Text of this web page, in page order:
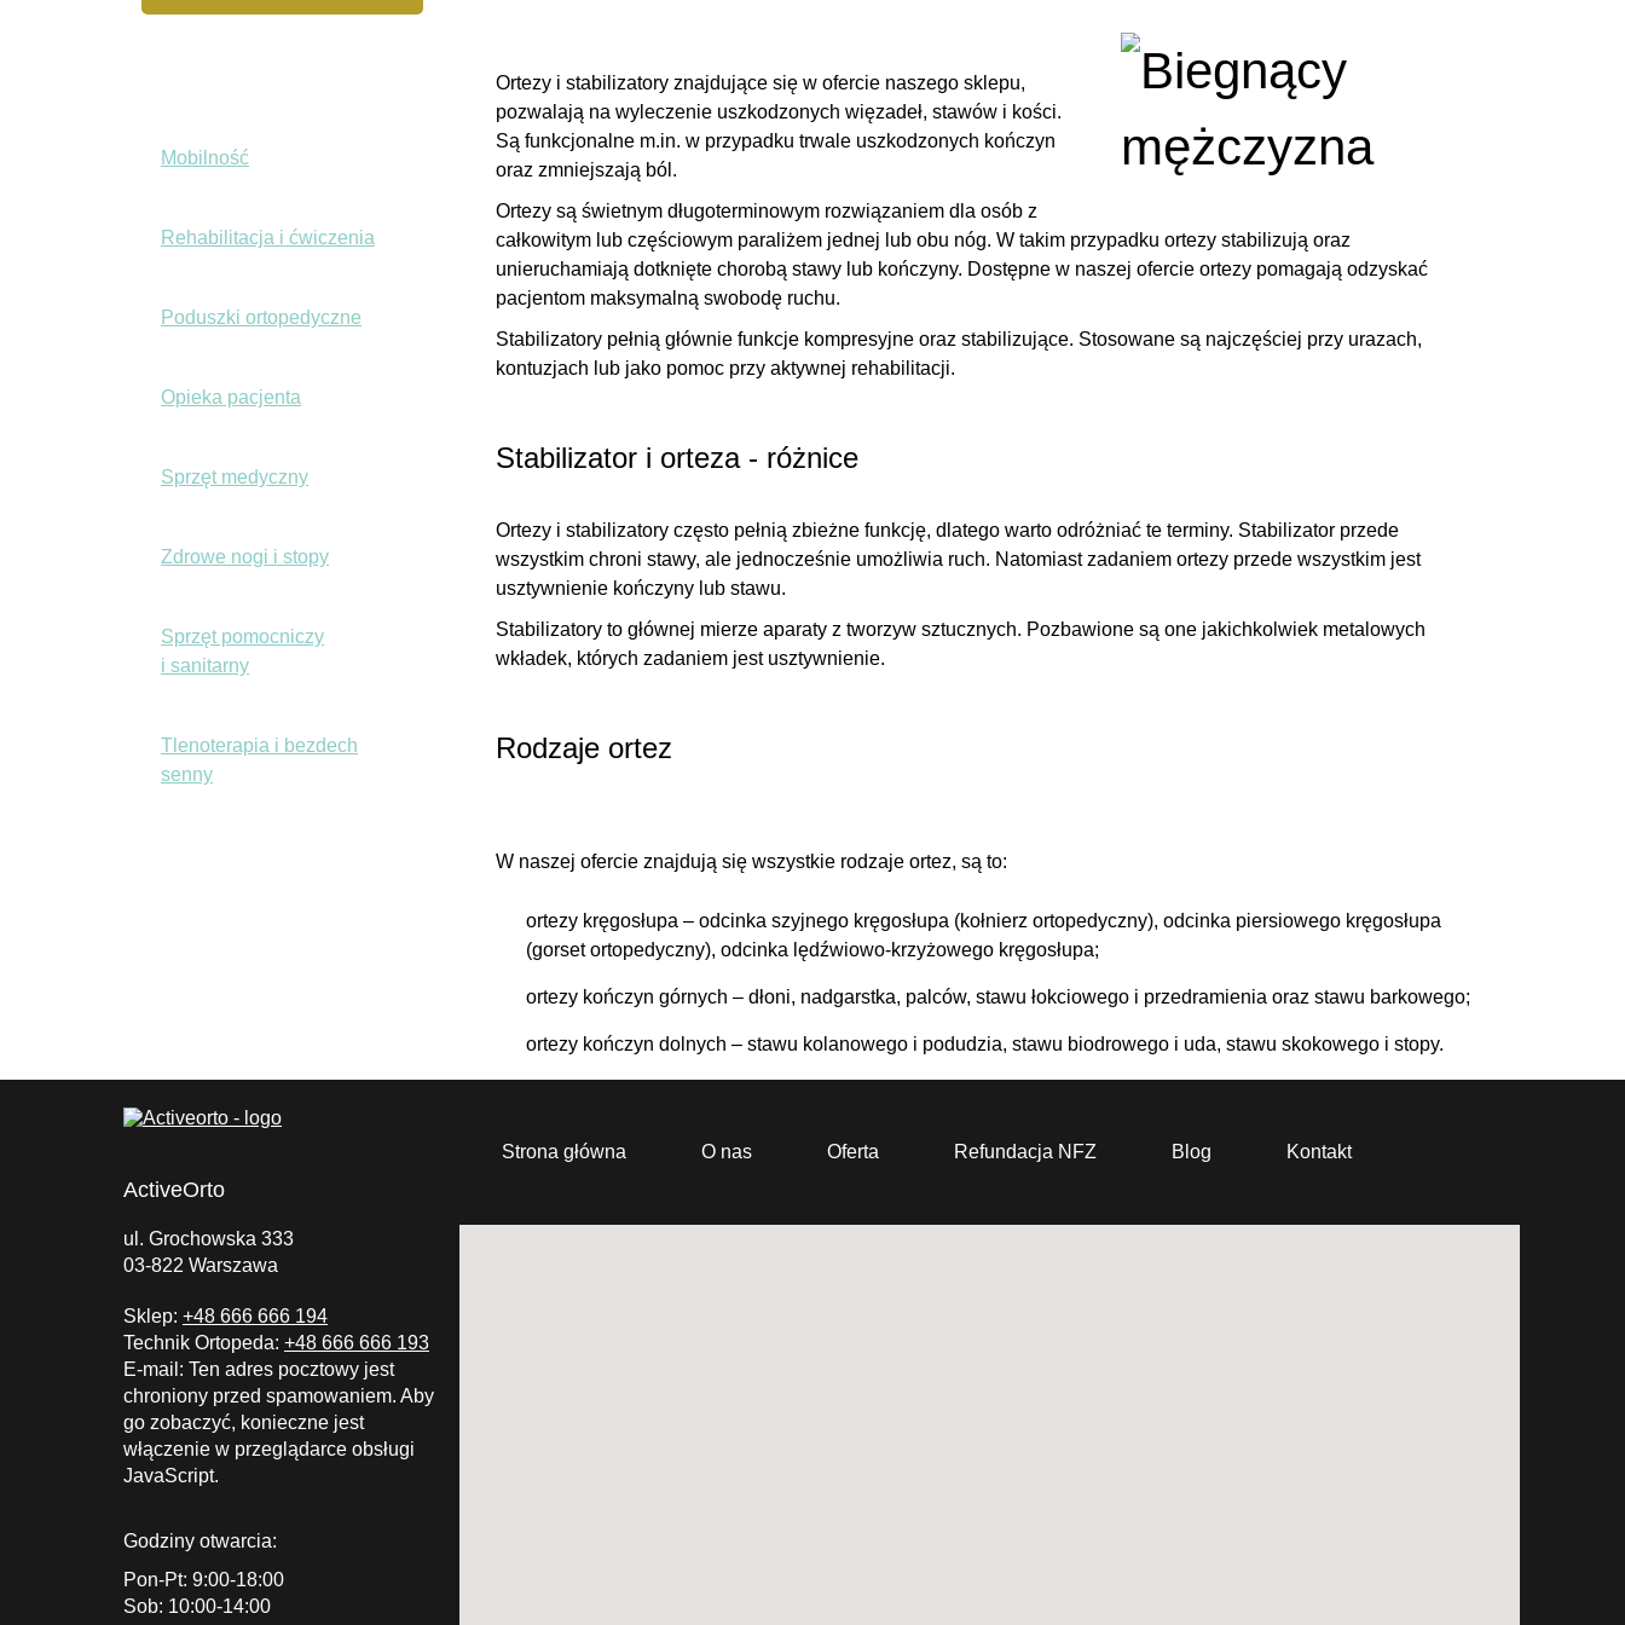
Mobilność
Rehabilitacja i ćwiczenia
Poduszki ortopedyczne
Opieka pacjenta
Sprzęt medyczny
Zdrowe nogi i stopy
Sprzęt pomocniczy
i sanitarny
Tlenoterapia i bezdech
senny
Ortezy i stabilizatoryznajdujące się w ofercie naszego sklepu,
pozwalają na wyleczenie uszkodzonych więzadeł, stawów i kości.
Są funkcjonalne m.in. w przypadku trwale uszkodzonych kończyn
oraz zmniejszają ból .
Ortezy są świetnym długoterminowym rozwiązaniem dla osób z
całkowitym lub częściowym paraliżem jednej lub obu nóg. W takim przypadku ortezy stabilizują oraz
unieruchamiają dotknięte chorobą stawylub kończyny. Dostępne w naszej ofercie ortezy pomagają odzyskać
pacjentom maksymalną swobodę ruchu.
Stabilizatory pełnią głównie funkcje kompresyjne oraz stabilizujące. Stosowane są najczęściej przy urazach,
kontuzjach lub jako pomoc przy aktywnej rehabilitacji.
Stabilizator i orteza - różnice
Ortezy i stabilizatory często pełnią zbieżne funkcję, dlatego warto odróżniać te terminy. Stabilizator przede
wszystkim chroni stawy, ale jednocześnie umożliwia ruch. Natomiast zadaniem ortezy przede wszystkim jest
usztywnienie kończyny lub stawu.
Stabilizatory to głównej mierze aparaty z tworzyw sztucznych. Pozbawione są one jakichkolwiek metalowych
wkładek, których zadaniem jest usztywnienie.
Rodzaje ortez
W naszej ofercie znajdują się wszystkie rodzaje ortez, są to:
ortezy kręgosłupa – odcinka szyjnego kręgosłupa (kołnierz ortopedyczny), odcinka piersiowego kręgosłupa
(gorset ortopedyczny), odcinka lędźwiowo-krzyżowego kręgosłupa;
ortezy kończyn górnych – dłoni, nadgarstka, palców, stawu łokciowego i przedramienia oraz stawu barkowego;
ortezy kończyn dolnych – stawu kolanowego i podudzia, stawu biodrowego i uda, stawu skokowego i stopy.
ActiveOrto
ul. Grochowska 333
03-822 Warszawa
Sklep: +48 666 666 194
Technik Ortopeda: +48 666 666 193
E-mail: Ten adres pocztowy jest
chroniony przed spamowaniem. Aby
go zobaczyć, konieczne jest
włączenie w przeglądarce obsługi
JavaScript.
Godziny otwarcia:
Pon-Pt: 9:00-18:00
Sob: 10:00-14:00
Strona główna O nas Oferta Refundacja NFZ Blog Kontakt